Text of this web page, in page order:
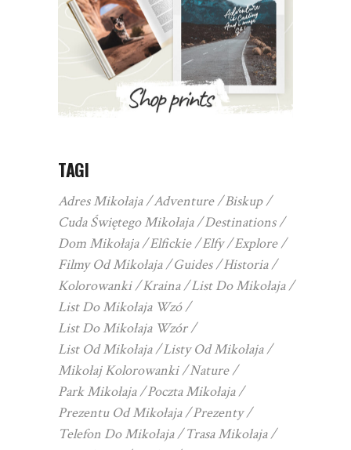
TAGI
Adres Mikołaja Adventure
Biskup
Cuda Świętego Mikołaja
Destinations
Dom Mikołaja
Elfickie Elfy
Explore
Filmy Od Mikołaja
Guides
Historia
Kolorowanki
Kraina
List Do Mikołaja
List Do Mikołaja Wzó
List Do Mikołaja Wzór
List Od Mikołaja
Listy Od Mikołaja
Mikołaj Kolorowanki
Nature
Park Mikołaja
Poczta Mikołaja
Prezentu Od Mikołaja
Prezenty
Telefon Do Mikołaja
Trasa Mikołaja